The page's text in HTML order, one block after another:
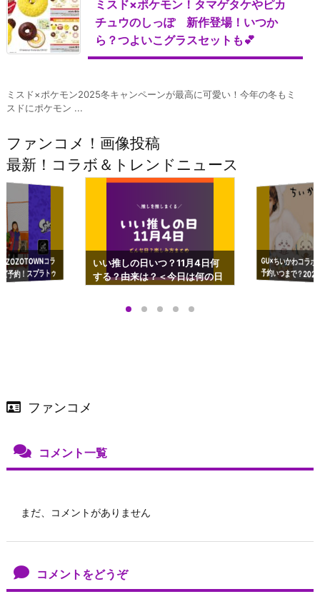
ミスド×ポケモン！タマゲタケやピカ
チュウのしっぽ 新作登場！いつか
ら？つよいこグラスセットも💕
ミスド×ポケモン2025冬キャンペーンが最高に可愛い！今年の冬もミ
スドにポケモン ...
ファンコメ！画像投稿
最新！コラボ＆トレンドニュース
コラ
予約！スプラトゥ
ップも渋谷Hz
いい推しの日いつ？11月4日何
する？由来は？＜今日は何の日
GU×ちいかわコラ
予約いつまで？
ーチやショルダー
ファンコメ
コメント一覧
まだ、コメントがありません
コメントをどうぞ